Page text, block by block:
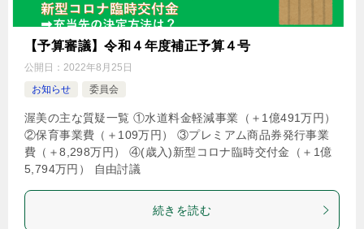
【予算審議】令和４年度補正予算４号
公開日： 2022年8月25日
お知らせ
委員会
渥美の主な質疑一覧 ①水道料金軽減事業（＋1億491万円）
②保育事業費（＋109万円） ③プレミアム商品券発行事業
費（＋8,298万円） ④(歳入)新型コロナ臨時交付金（＋1億
5,794万円） 自由討議
続きを読む